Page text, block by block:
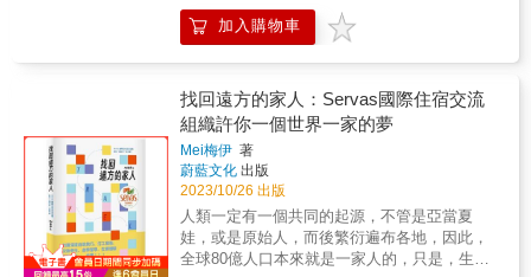
一個階段都閃耀著光彩。#博客思出版社# &
字塔， 那裡有至今仍活在社會主義中的古巴，
那裡有熱情奔放、崇尚自由的音樂和人們， 那
哥， 所以我把他帶回了家&hellip;&hellip; 本書
開頭是一段逃亡的旅程，但這不就和大多遊記
一樣了無新意？先別急著否定： ☆您或許看過
很多到訪馬雅遺跡的遊記，但一定沒看過發生
在猶加敦半島上的階級戰爭！ ☆您可能拜訪過
祕魯的首都利馬，但可曾知道當地有一道長城
分隔了貧富之間？ ☆對於古巴，旅人大多提到
了哈瓦那沒落的繁華和海明威，但您可知黑奴
和華工的剝削奠定了糖產業和音樂的交織？ ☆
加入購物車
找回遠方的家人：Servas國際住宿交流
組織許你一個世界一家的夢
Mei梅伊 著
蔚藍文化 出版
2023/10/26 出版
人類一定有一個共同的起源，不管是亞當夏
娃，或是原始人，而後繁衍遍布各地，因此，
全球80億人口本來就是一家人的，只是，生養